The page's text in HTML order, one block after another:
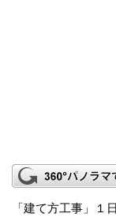
「建て方工事」１